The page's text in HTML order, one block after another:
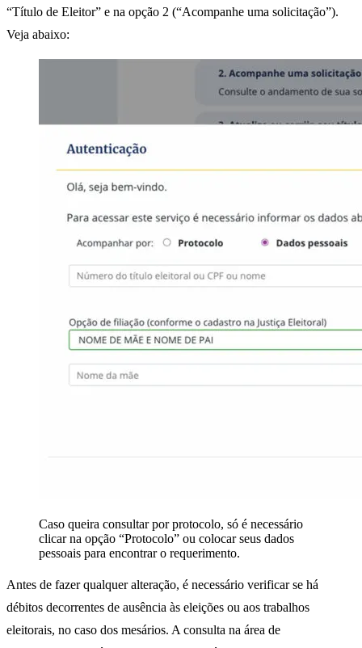
“Título de Eleitor” e na opção 2 (“Acompanhe uma solicitação”).
Veja abaixo:
Caso queira consultar por protocolo, só é necessário
clicar na opção “Protocolo” ou colocar seus dados
pessoais para encontrar o requerimento.
Antes de fazer qualquer alteração, é necessário verificar se há
débitos decorrentes de ausência às eleições ou aos trabalhos
eleitorais, no caso dos mesários. A consulta na área de